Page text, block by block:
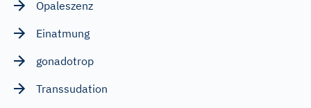
Opaleszenz
Einatmung
gonadotrop
Transsudation